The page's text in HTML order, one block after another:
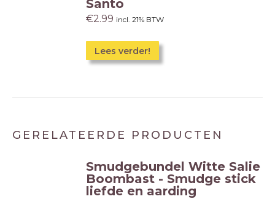
Santo
€2.99 incl. 21% BTW
Lees verder!
GERELATEERDE PRODUCTEN
Smudgebundel Witte Salie
Boombast - Smudge stick
liefde en aarding